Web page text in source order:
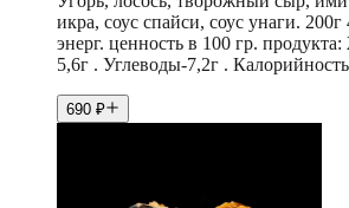
икра, соус спайси, соус унаги.
энерг. ценность в 100 гр.
5,6г . Углеводы-7,2г .
690 ₽